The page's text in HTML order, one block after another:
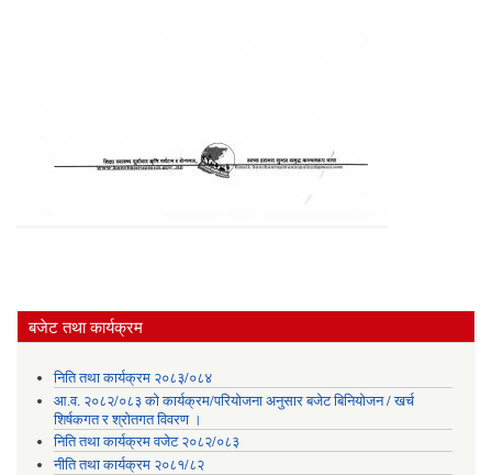
बजेट तथा कार्यक्रम
निति तथा कार्यक्रम २०८३/०८४
आ.व. २०८२/०८३ को कार्यक्रम/परियोजना अनुसार बजेट बिनियोजन / खर्च
शिर्षकगत र श्रोतगत विवरण ।
निति तथा कार्यक्रम वजेट २०८२/०८३
नीति तथा कार्यक्रम २०८१/८२